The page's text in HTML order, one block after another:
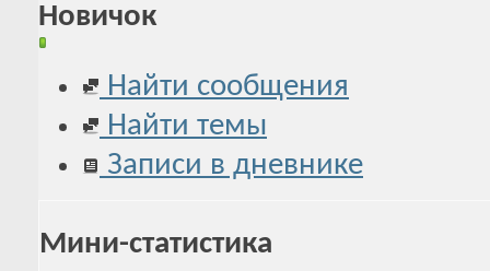
Новичок
Найти сообщения
Найти темы
Записи в дневнике
Мини-статистика